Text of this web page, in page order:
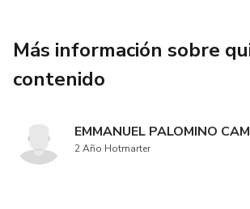
este viaje hacia el dominio del
que disfruten cada momento de esta
¡Prepárense para descubrir su fuerza
primeros pasos hacia su viaje en el
Más información sobre
contenido
EMMANUEL PALOMINO
2 Año Hotmarter